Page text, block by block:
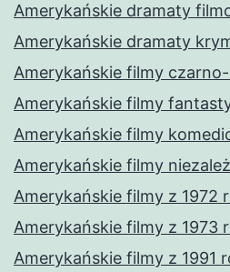
Amerykańskie dramaty
Amerykańskie dramaty
Amerykańskie filmy czarno-
Amerykańskie filmy
Amerykańskie filmy
Amerykańskie filmy
Amerykańskie filmy z 1972
Amerykańskie filmy z 1973
Amerykańskie filmy z 1991